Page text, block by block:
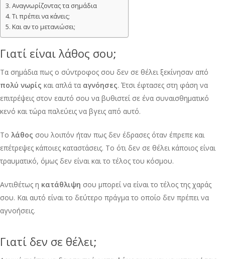
Αναγνωρίζοντας τα σημάδια
Τι πρέπει να κάνεις;
Και αν το μετανιώσει;
Γιατί είναι λάθος σου;
Τα σημάδια πως ο σύντροφος σου δεν σε θέλει ξεκίνησαν από
πολύ νωρίς και απλά τα αγνόησες. Έτσι έφτασες στη φάση να
επιτρέψεις στον εαυτό σου να βυθιστεί σε ένα συναισθηματικό
κενό και τώρα παλεύεις να βγεις από αυτό.
Το λάθος σου λοιπόν ήταν πως δεν έδρασες όταν έπρεπε και
επέτρεψες κάποιες καταστάσεις. Το ότι δεν σε θέλει κάποιος είναι
τραυματικό, όμως δεν είναι και το τέλος του κόσμου.
Αντιθέτως η κατάθλιψη σου μπορεί να είναι το τέλος της χαράς
σου. Και αυτό είναι το δεύτερο πράγμα το οποίο δεν πρέπει να
αγνοήσεις.
Γιατί δεν σε θέλει;